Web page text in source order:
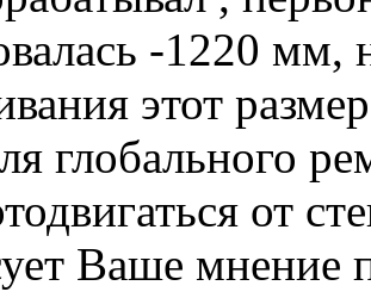
-1220 мм,
этот
глобального
от
Ваше мнение